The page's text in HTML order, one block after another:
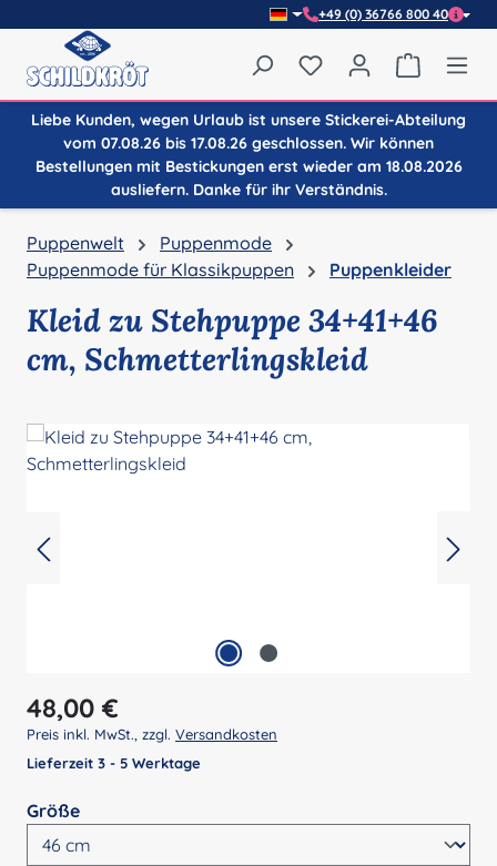
+49 (0) 36766 800 40
Du hast 0 Produkte
Liebe Kunden, wegen Urlaub ist unsere Stickerei-Abteilung
vom 07.08.26 bis 17.08.26 geschlossen. Wir können
Bestellungen mit Bestickungen erst wieder am 18.08.2026
ausliefern. Danke für ihr Verständnis.
Puppenwelt
Puppenmode
Puppenmode für Klassikpuppen
Puppenkleider
Kleid zu Stehpuppe 34+41+46
cm, Schmetterlingskleid
Regulärer Preis:
48,00 €
Preis inkl. MwSt., zzgl. Versandkosten
Lieferzeit 3 - 5 Werktage
Größeauswählen